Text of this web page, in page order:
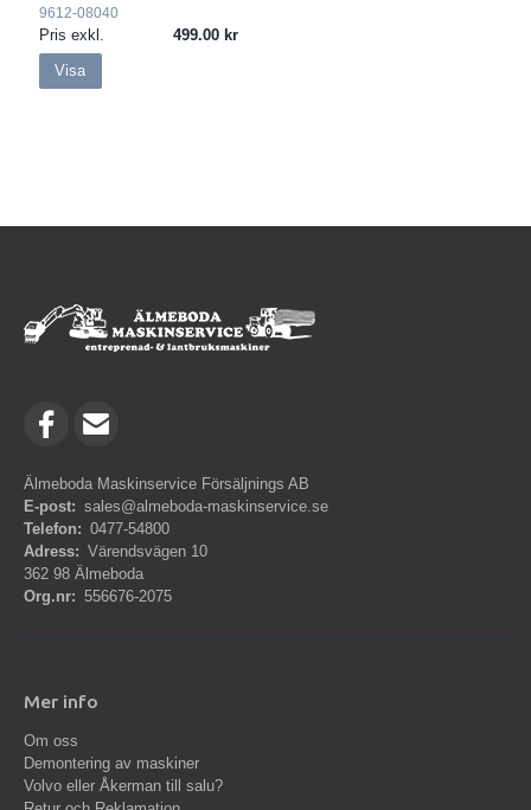
9612-08040
Pris exkl. 499.00
Visa
Älmeboda Maskinservice Försäljnings AB
E-post: sales@almeboda-maskinservice.se
Telefon: 0477-54800
Adress: Värendsvägen 10
362 98 Älmeboda
Org.nr: 556676-2075
Mer info
Om oss
Demontering av maskiner
Volvo eller Åkerman till salu?